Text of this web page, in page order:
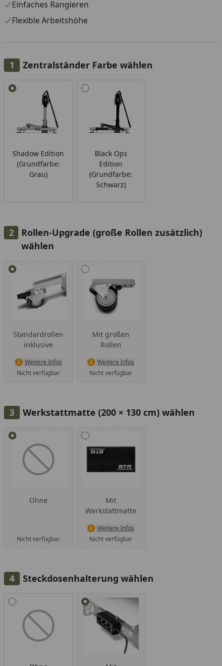
Einfaches Rangieren
Flexible Arbeitshöhe
Zentralständer Farbe wählen
Alle anzeigen (2)
Shadow Edition
(Grundfarbe:
Grau)
Black Ops
Edition
(Grundfarbe:
Schwarz)
Rollen-Upgrade (große Rollen zusätzlich)
wählen
Alle anzeigen (2)
Standardrollen
inklusive
Weitere Infos
Nicht verfügbar
Mit großen
Rollen
Weitere Infos
Nicht verfügbar
Werkstattmatte (200 × 130 cm) wählen
Alle anzeigen (2)
Ohne
Nicht verfügbar
Mit
Werkstattmatte
Weitere Infos
Nicht verfügbar
Steckdosenhalterung wählen
Alle anzeigen (2)